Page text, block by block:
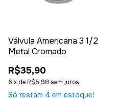
Válvula Americana 3 1/2
Metal Cromado
R$35,90
6 x deR$5,98 sem juros
Só restam 4 em estoque!